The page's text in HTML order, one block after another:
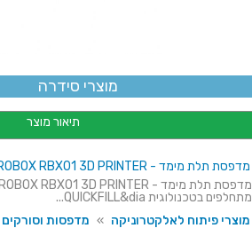
מוצרי סידרה
תיאור מוצר
מדפסת תלת מימד - ROBOX RBX01 3D PRINTER
מתחלפים בטכנולוגית QUICKFILL&dia...
מוצרי פיתוח לאלקטרוניקה » מדפסות